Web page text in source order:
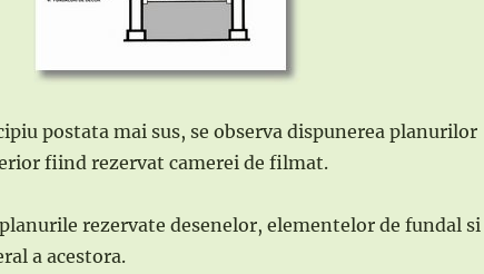
postata mai sus, se observa dispunerea planurilor
fiind rezervat camerei de filmat.
rezervate desenelor, elementelor de fundal si
a acestora.